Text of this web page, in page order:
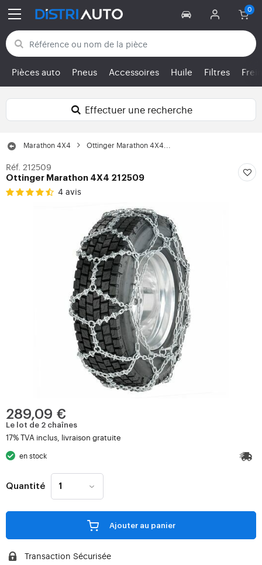
Retour aux catégories
Pièces auto Pneus Accessoires Huile Filtres
Effectuer une recherche
Marathon 4X4 Ottinger Marathon 4X4...
Réf. 212509
Ottinger Marathon 4X4 212509
4 avis
289,09 €
Le lot de 2 chaînes
17% TVA inclus, livraison gratuite
en stock
Quantité
Ajouter au panier
Transaction Sécurisée